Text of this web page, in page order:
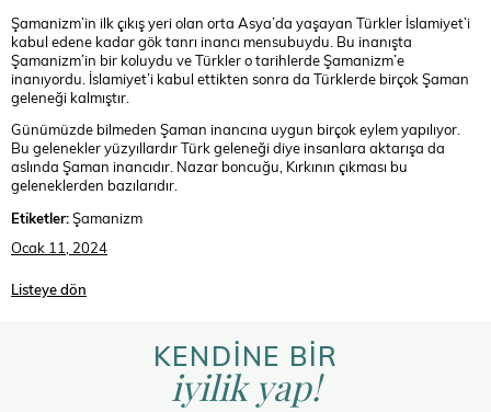
Şamanizm’in ilk çıkış yeri olan orta Asya’da yaşayan Türkler İslamiyet’i
kabul edene kadar gök tanrı inancı mensubuydu. Bu inanışta
Şamanizm’in bir koluydu ve Türkler o tarihlerde Şamanizm’e
inanıyordu. İslamiyet’i kabul ettikten sonra da Türklerde birçok Şaman
geleneği kalmıştır.
Günümüzde bilmeden Şaman inancına uygun birçok eylem yapılıyor.
Bu gelenekler yüzyıllardır Türk geleneği diye insanlara aktarışa da
aslında Şaman inancıdır. Nazar boncuğu, Kırkının çıkması bu
geleneklerden bazılarıdır.
Etiketler:Şamanizm
Ocak 11, 2024
Listeye dön
KENDİNE BİR
iyilik yap!